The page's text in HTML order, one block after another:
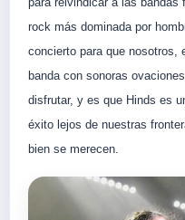
rock más dominada por
concierto para que nosotros,
banda con sonoras
disfrutar, y es que Hinds es
éxito lejos de nuestras
bien se merecen.